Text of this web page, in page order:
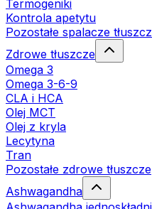
Termogeniki
Kontrola apetytu
Pozostałe spalacze
Zdrowe tłuszcze
Omega 3
Omega 3-6-9
CLA i HCA
Olej MCT
Olej z kryla
Lecytyna
Tran
Pozostałe zdrowe tłuszcze
Ashwagandha